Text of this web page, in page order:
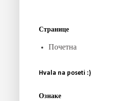
Странице
Почетна
Hvala na poseti :)
Ознаке